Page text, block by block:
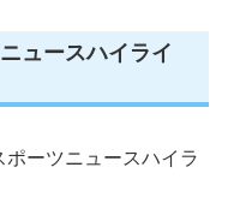
ュースハイライ
ーツニュースハイラ